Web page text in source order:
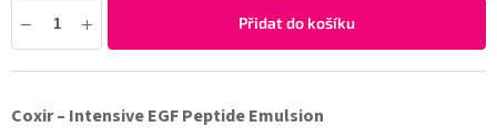
Přidat do košíku
Coxir – Intensive EGF Peptide Emulsion